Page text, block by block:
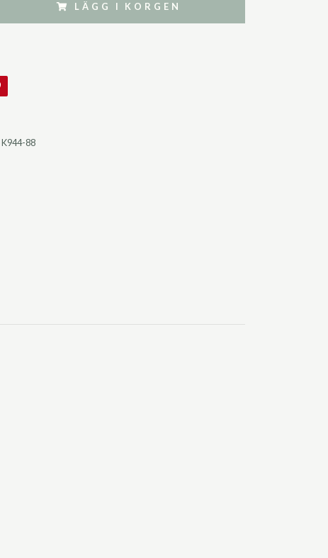
LÄGG I KORGEN
K944-88